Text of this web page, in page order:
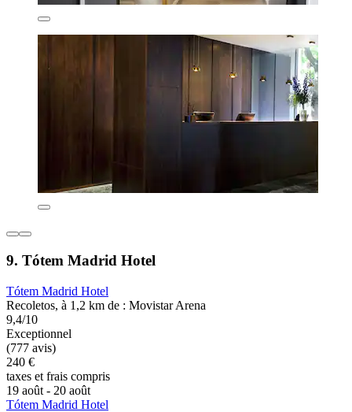
9. Tótem Madrid Hotel
Tótem Madrid Hotel
Recoletos, à 1,2 km de : Movistar Arena
9,4/10
Exceptionnel
(777 avis)
240 €
taxes et frais compris
19 août - 20 août
Tótem Madrid Hotel